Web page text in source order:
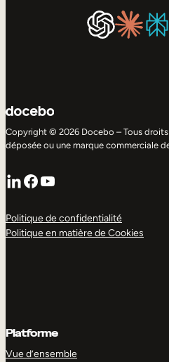
Copyright © 2026 Docebo – Tous
déposée ou une marque commerciale
LinkedIn
Facebook
YouTube
Politique de confidentialité
Politique en matière de Cookies
Platforme
Vue d’ensemble